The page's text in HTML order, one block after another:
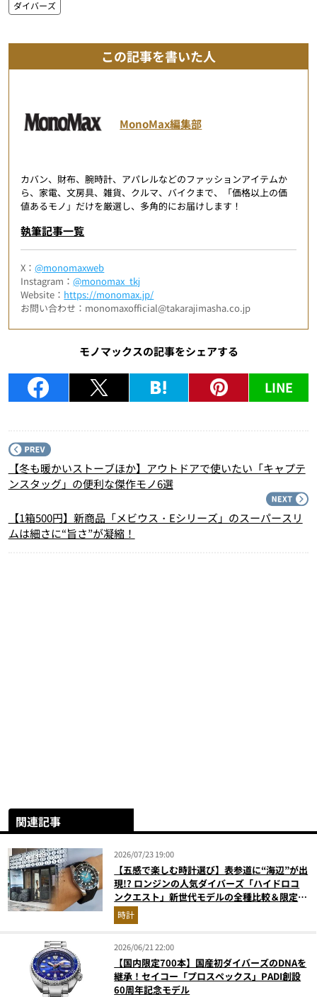
ダイバーズ
この記事を書いた人
MonoMax編集部
カバン、財布、腕時計、アパレルなどのファッションアイテムか
ら、家電、文房具、雑貨、クルマ、バイクまで、「価格以上の価
値あるモノ」だけを厳選し、多角的にお届けします！
執筆記事一覧
X：@monomaxweb
Instagram：@monomax_tkj
Website： https://monomax.jp/
お問い合わせ：monomaxofficial@takarajimasha.co.jp
モノマックスの記事をシェアする
LINE
【冬も暖かいストーブほか】アウトドアで使いたい「キャプテ
ンスタッグ」の便利な傑作モノ6選
【1箱500円】新商品「メビウス・Eシリーズ」のスーパースリ
ムは細さに“旨さ”が凝縮！
関連記事
2026/07/23 19:00
【五感で楽しむ時計選び】表参道に“海辺”が出
現!? ロンジンの人気ダイバーズ「ハイドロコ
ンクエスト」新世代モデルの全種比較＆限定品
が揃う激アツ空間へ！
時計
2026/06/21 22:00
【国内限定700本】国産初ダイバーズのDNAを
継承！セイコー「プロスペックス」PADI創設
60周年記念モデル